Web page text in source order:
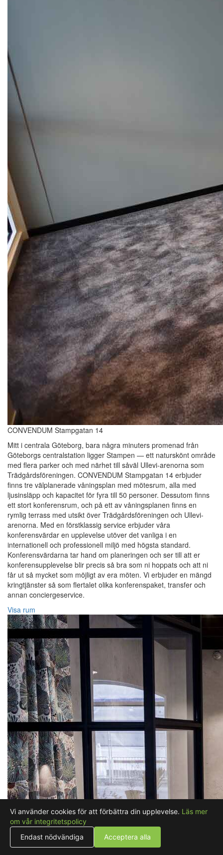
CONVENDUM Stampgatan 14
Mitt i centrala Göteborg, bara några minuters promenad från
Göteborgs centralstation ligger Stampen — ett naturskönt område
med flera parker och med närhet till såväl Ullevi-arenorna som
Trädgårdsföreningen. CONVENDUM Stampgatan 14 erbjuder
finns tre välplanerade våningsplan med mötesrum, alla med
ljusinsläpp och kapacitet för fyra till 50 personer. Dessutom finns
ett stort konferensrum, och på ett av våningsplanen finns en
rymlig terrass med utsikt över Trädgårdsföreningen och Ullevi-
arenorna. Med en förstklassig service erbjuder våra
konferensvärdar en upplevelse utöver det vanliga i en
internationell och professionell miljö med högsta standard.
Konferensvärdarna tar hand om planeringen och ser till att er
konferensupplevelse blir precis så bra som ni hoppats och att ni
får ut så mycket som möjligt av era möten. Vi erbjuder en mängd
kringtjänster så som flertalet olika konferenspaket, transfer och
annan conciergeservice.
Visa rum
Vi använder cookies för att förbättra din upplevelse. Läs mer
om vår integritetspolicy
Endast nödvändiga
Acceptera alla